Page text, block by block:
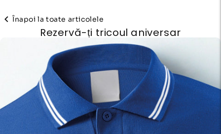
Înapoi la toate articolele
Rezervă-ți tricoul aniversar